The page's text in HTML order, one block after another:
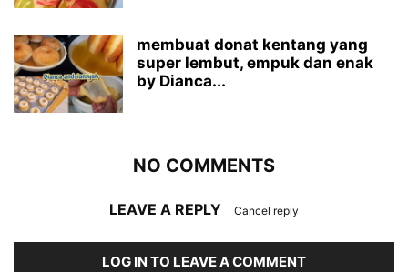
membuat donat kentang yang
super lembut, empuk dan enak
by Dianca...
NO COMMENTS
LEAVE A REPLY Cancel reply
LOG IN TO LEAVE A COMMENT